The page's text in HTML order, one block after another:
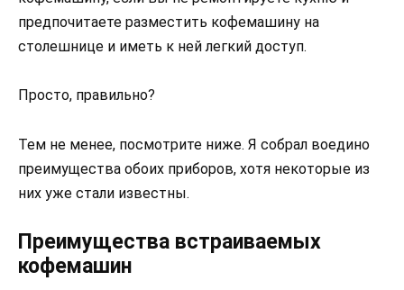
предпочитаете разместить кофемашину на
столешнице и иметь к ней легкий доступ.
Просто, правильно?
Тем не менее, посмотрите ниже. Я собрал воедино
преимущества обоих приборов, хотя некоторые из
них уже стали известны.
Преимущества встраиваемых
кофемашин